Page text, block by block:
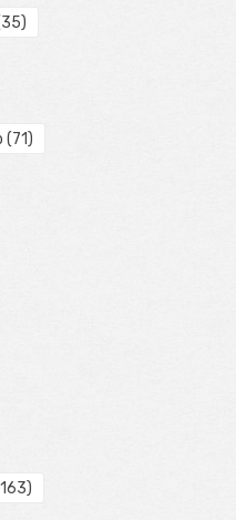
(71)